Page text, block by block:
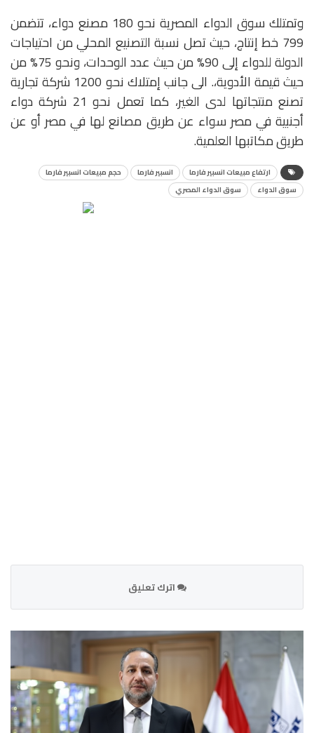
وتمتلك سوق الدواء المصرية نحو 180 مصنع دواء، تتضمن
799 خط إنتاج، حيث تصل نسبة التصنيع المحلي من احتياجات
الدولة للدواء إلى 90% من حيث عدد الوحدات، ونحو 75% من
حيث قيمة الأدوية،. الى جانب إمتلاك نحو 1200 شركة تجارية
تصنع منتجاتها لدى الغير، كما تعمل نحو 21 شركة دواء
أجنبية في مصر سواء عن طريق مصانع لها في مصر أو عن
طريق مكاتبها العلمية.
ارتفاع مبيعات انسبير فارما انسبير فارما
حجم مبيعات انسبير فارما
سوق الدواء
سوق الدواء المصري
اترك تعليق